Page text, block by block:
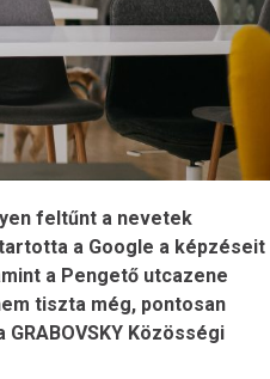
feltűnt a nevetek
a Google a képzéseit
a Pengető utcazene
tiszta még, pontosan
Közösségi